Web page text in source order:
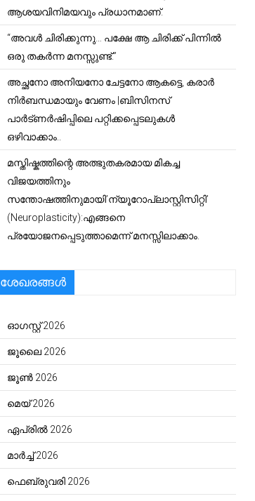
ആശയവിനിമയവും പ്രധാനമാണ്.
“അവൾ ചിരിക്കുന്നു… പക്ഷേ ആ ചിരിക്ക് പിന്നിൽ
ഒരു തകർന്ന മനസ്സുണ്ട്.”
അച്ഛനോ അനിയനോ ചേട്ടനോ ആകട്ടെ, കരാർ
നിർബന്ധമായും വേണം |ബിസിനസ്
പാർട്ണർഷിപ്പിലെ പറ്റിക്കപ്പെടലുകൾ
ഒഴിവാക്കാം..
മസ്തിഷ്കത്തിന്റെ അത്ഭുതകരമായ മികച്ച
വിജയത്തിനും
സന്തോഷത്തിനുമായി’ന്യൂറോപ്ലാസ്റ്റിസിറ്റി’
(Neuroplasticity):എങ്ങനെ
പ്രയോജനപ്പെടുത്താമെന്ന് മനസ്സിലാക്കാം.
ശേഖരങ്ങൾ
ഓഗസ്റ്റ്‌ 2026
ജൂലൈ 2026
ജൂൺ 2026
മെയ്‌ 2026
ഏപ്രിൽ 2026
മാർച്ച്‌ 2026
ഫെബ്രുവരി 2026